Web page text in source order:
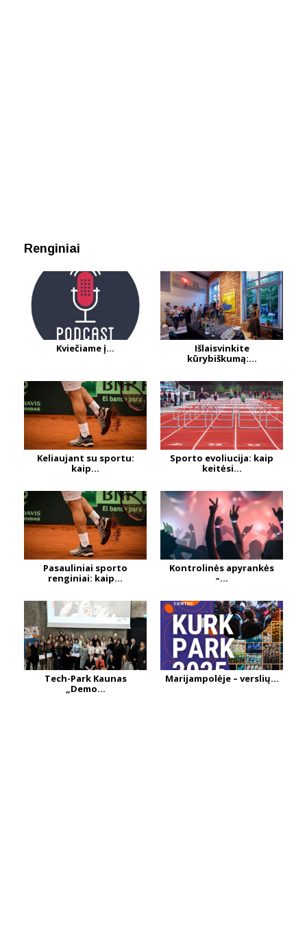
Renginiai
Kviečiame į...
Išlaisvinkite
kūrybiškumą:...
Keliaujant su sportu:
kaip...
Sporto evoliucija: kaip
keitėsi...
Pasauliniai sporto
renginiai: kaip...
Kontrolinės apyrankės
–...
Tech-Park Kaunas
„Demo...
Marijampolėje – verslių...